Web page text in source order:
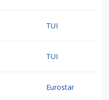
TUI
TUI
Eurostar